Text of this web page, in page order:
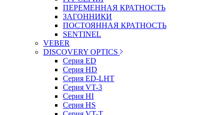
ПЕРЕМЕННАЯ КРАТНОСТЬ
ЗАГОННИКИ
ПОСТОЯННАЯ КРАТНОСТЬ
SENTINEL
VEBER
DISCOVERY OPTICS
Серия ED
Серия HD
Серия ED-LHT
Серия VT-3
Серия HI
Серия HS